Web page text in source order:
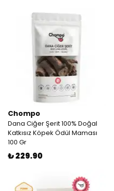
Chompo
Dana Ciğer Şerit 100% Doğal
Katkısız Köpek Ödül Maması
100 Gr
₺ 229.90